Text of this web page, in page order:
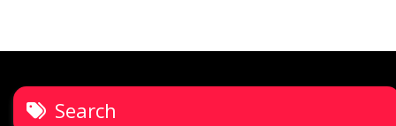
Search